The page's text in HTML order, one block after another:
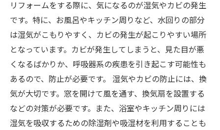
リフォームをする際に、気になるのが湿気やカビの発生
です。特に、お風呂やキッチン周りなど、水回りの部分
は湿気がこもりやすく、カビの発生が起こりやすい場所
となっています。カビが発生してしまうと、見た目が悪
くなるばかりか、呼吸器系の疾患を引き起こす可能性も
あるので、防止が必要です。 湿気やカビの防止には、換
気が大切です。窓を開けて風を通す、換気扇を設置する
などの対策が必要です。また、浴室やキッチン周りには
湿気を吸収するための除湿剤や吸湿材を利用することも